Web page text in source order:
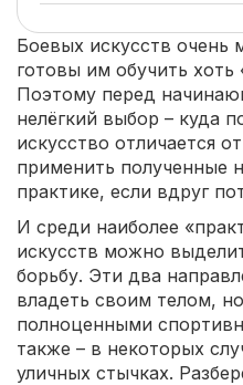
Боевых искусств очень
готовы им обучить
Поэтому перед
нелёгкий выбор – куда
искусство отличается
применить полученные
практике, если вдруг
И среди наиболее
искусств можно
борьбу. Эти два
владеть своим телом,
полноценными
также – в некоторых
уличных стычках.